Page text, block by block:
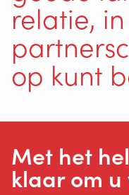
relatie,
op kunt
Met het
klaar om